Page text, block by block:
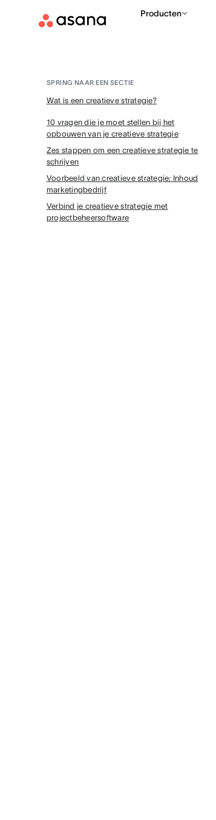
Producten
SPRING NAAR EEN SECTIE
Wat is een creatieve strategie?
10 vragen die je moet stellen bij het
opbouwen van je creatieve strategie
Zes stappen om een creatieve strategie te
schrijven
Voorbeeld van creatieve strategie: Inhoud
marketingbedrijf
Verbind je creatieve strategie met
projectbeheersoftware